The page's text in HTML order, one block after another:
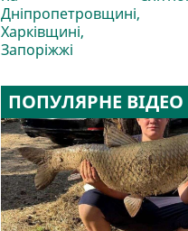
Дніпропетровщині,
Харківщині,
Запоріжжі
ПОПУЛЯРНЕ ВІДЕО